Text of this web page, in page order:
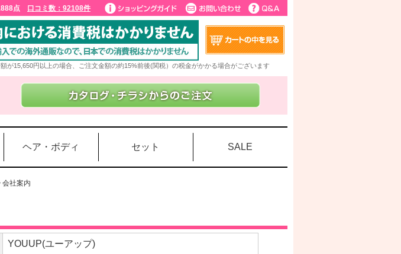
点 口コミ数：92108件
が15,650円以上の場合、ご注文金額の約15%前後(関税）の税金がかかる場合がございます
ヘア・ボディ セット SALE
会社案内
YOUUP(ユーアップ)